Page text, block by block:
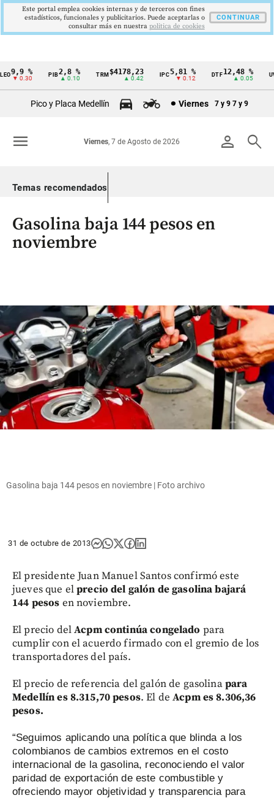
Cintillo
Colombia
9,9 %
▼ 0.30
PIB2,8 %
▲ 0.10
TRM$4178,23
▲ 0.42
5,81 %
▼ 0.12
DTF12,48 %
▲ 0.05
UVR
Pico y Placa Medellín Viernes 7 y 9 7 y 9
person search
Viernes, 7 de Agosto de 2026
menu
Temas recomendados
Gasolina baja 144 pesos en
noviembre
Gasolina baja 144 pesos en noviembre | Foto archivo
31 de octubre de 2013
El presidente Juan Manuel Santos confirmó este
jueves que elprecio del galón de gasolina bajará
144 pesos en noviembre.
El precio delAcpm continúa congelado para
cumplir con el acuerdo firmado con el gremio de los
transportadores del país.
El precio de referencia del galón de gasolinapara
Medellín es 8.315,70 pesos. El deAcpm es 8.306,36
pesos.
“Seguimos aplicando una política que blinda a los
colombianos de cambios extremos en el costo
internacional de la gasolina, reconociendo el valor
paridad de exportación de este combustible y
ofreciendo mayor objetividad y transparencia para
Este portal emplea cookies internas y de terceros con fines
estadísticos, funcionales y publicitarios. Puede aceptarlas o
consultar más en nuestra politica de cookies
CONTINUAR